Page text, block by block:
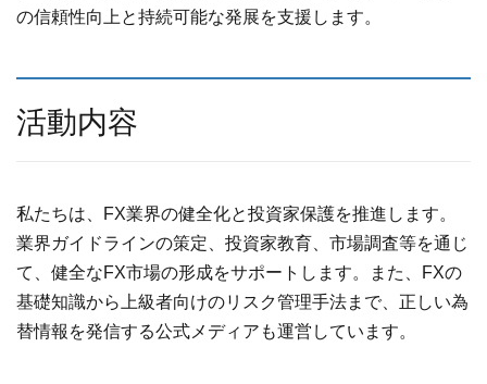
の信頼性向上と持続可能な発展を支援します。
活動内容
私たちは、FX業界の健全化と投資家保護を推進します。
業界ガイドラインの策定、投資家教育、市場調査等を通じ
て、健全なFX市場の形成をサポートします。また、FXの
基礎知識から上級者向けのリスク管理手法まで、正しい為
替情報を発信する公式メディアも運営しています。